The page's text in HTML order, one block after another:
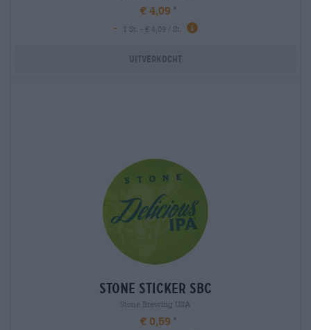
€ 4,09
-
1 St. - € 4,09 / St.
Uitverkocht
stone sticker sbc
Stone Brewing USA
€ 0,59